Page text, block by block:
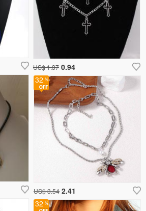
32
US$ 3.54 2.41
32
US$ 1.37 0.94